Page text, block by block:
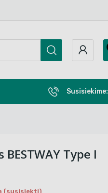
Susisiekime:
Type I
(susisiekti)